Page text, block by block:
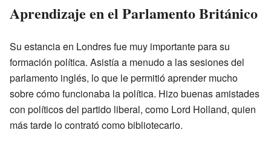
Aprendizaje en el Parlamento Británico
Su estancia en Londres fue muy importante para su
formación política. Asistía a menudo a las sesiones del
parlamento inglés, lo que le permitió aprender mucho
sobre cómo funcionaba la política. Hizo buenas amistades
con políticos del partido liberal, como Lord Holland, quien
más tarde lo contrató como bibliotecario.